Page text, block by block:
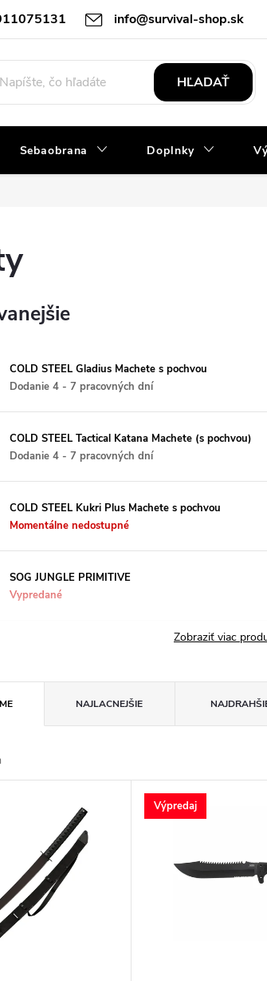
info@survival-shop.sk
Slovník pojmov Obchodné podmienky
HĽADAŤ
Sebaobrana Doplnky
COLD STEEL Gladius Machete s pochvou
Dodanie 4 - 7 pracovných dní
COLD STEEL Tactical Katana Machete (s pochvou)
Dodanie 4 - 7 pracovných dní
COLD STEEL Kukri Plus Machete s pochvou
Momentálne nedostupné
SOG JUNGLE PRIMITIVE
Vypredané
Zobraziť viac
NAJLACNEJŠIE
Výpredaj